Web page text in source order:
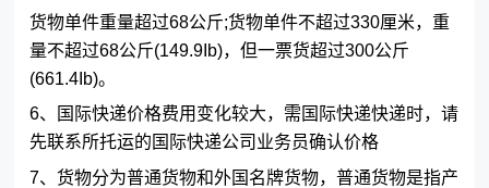
货物单件重量超过68公斤;货物单件不超过330厘米，重
量不超过68公斤(149.9Ib)，但一票货超过300公斤
(661.4Ib)。
6、国际快递价格费用变化较大，需国际快递快递时，请
先联系所托运的国际快递公司业务员确认价格
7、货物分为普通货物和外国名牌货物，普通货物是指产